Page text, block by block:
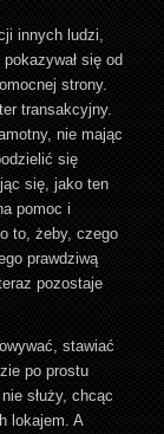
innych ludzi,
się od
strony.
transakcyjny.
nie mając
się
się, jako ten
pomoc i
to, żeby, czego
prawdziwą
pozostaje
stawiać
po prostu
służy, chcąc
lokajem. A